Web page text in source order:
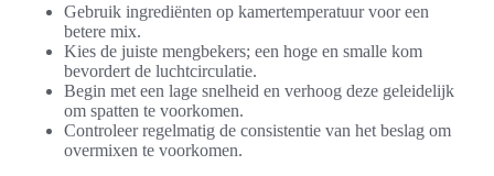
Gebruik ingrediënten op kamertemperatuur voor een
betere mix.
Kies de juiste mengbekers; een hoge en smalle kom
bevordert de luchtcirculatie.
Begin met een lage snelheid en verhoog deze geleidelijk
om spatten te voorkomen.
Controleer regelmatig de consistentie van het beslag om
overmixen te voorkomen.